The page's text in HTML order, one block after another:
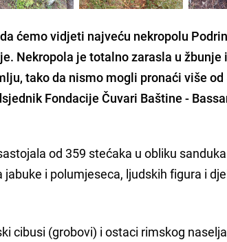
ćemo vidjeti najveću nekropolu
Nekropola je totalno zarasla u žbunje
tako da nismo mogli pronaći više od
Fondacije Čuvari Baštine -
od 359 stećaka u obliku
i polumjeseca, ljudskih figura i
cibusi (grobovi) i ostaci rimskog